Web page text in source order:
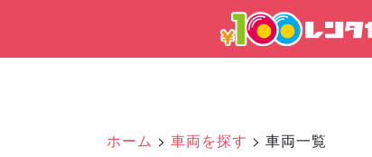
ホーム > 車両を探す > 車両一覧